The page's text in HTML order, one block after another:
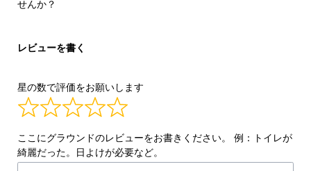
せんか？
レビューを書く
星の数で評価をお願いします
ここにグラウンドのレビューをお書きください。 例：トイレが
綺麗だった。日よけが必要など。